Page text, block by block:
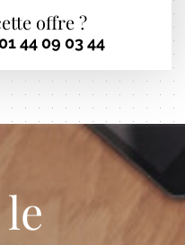
offre ?
44 09 03 44